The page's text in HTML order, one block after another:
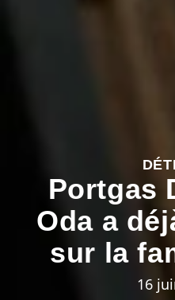
Portgas
Oda a
sur la
16